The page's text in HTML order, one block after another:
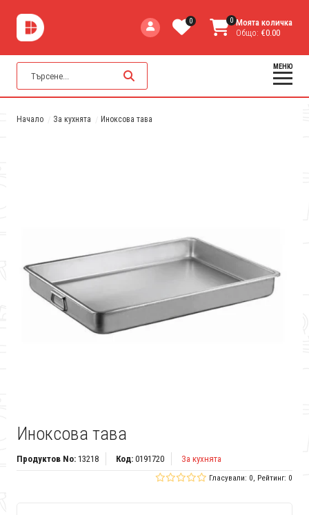
0 0 Моята количка
Общо: €0.00
МЕНЮ
Начало За кухнята Иноксова тава
Иноксова тава
Продуктов No:13218 Код:0191720 За кухнята
Гласували: 0, Рейтинг: 0